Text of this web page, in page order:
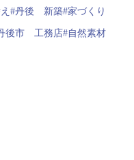
#丹後 新築#家づくり
後市 工務店#自然素材